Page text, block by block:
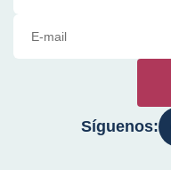
Síguenos: